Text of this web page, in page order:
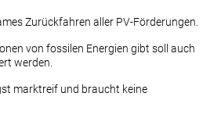
Zurückfahren aller PV-Förderungen.
von fossilen Energien gibt soll auch
werden.
marktreif und braucht keine